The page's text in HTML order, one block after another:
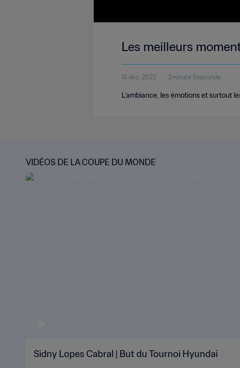
Les meilleurs
15 déc. 2022 2minute 9seconde
L'ambiance, les émotions et surtout
VIDÉOS DE LA COUPE DU MONDE
Sidny Lopes Cabral | But du Tournoi Hyundai